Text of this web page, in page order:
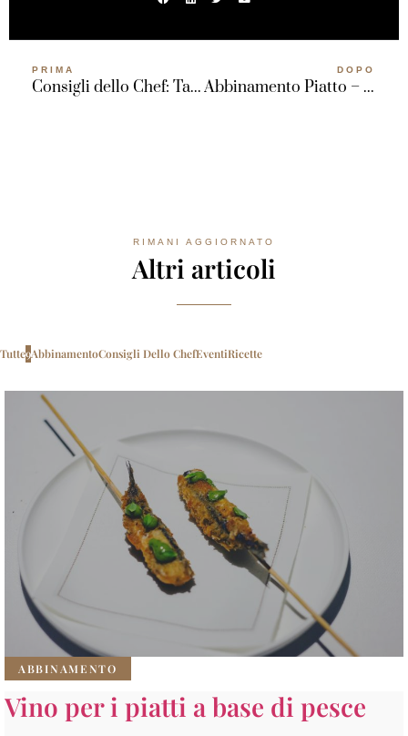
PRIMA
Consigli dello Chef: Tartare di Tonno
DOPO
Abbinamento Piatto – Montepulciano d’Abruzzo
RIMANI AGGIORNATO
Altri articoli
Tutte9AbbinamentoConsigli Dello ChefEventiRicette
ABBINAMENTO
Vino per i piatti a base di pesce